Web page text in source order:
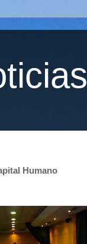
Humano